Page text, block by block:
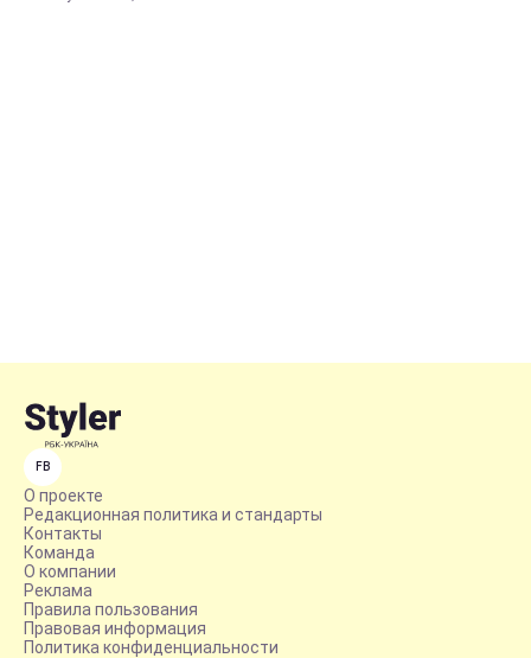
FB
О проекте
Редакционная политика и стандарты
Контакты
Команда
О компании
Реклама
Правила пользования
Правовая информация
Политика конфиденциальности